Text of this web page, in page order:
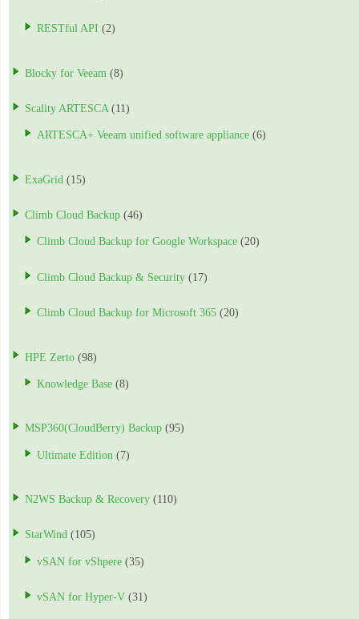
RESTful API (2)
Blocky for Veeam (8)
Scality ARTESCA (11)
ARTESCA+ Veeam unified software appliance (6)
ExaGrid (15)
Climb Cloud Backup (46)
Climb Cloud Backup for Google Workspace (20)
Climb Cloud Backup & Security (17)
Climb Cloud Backup for Microsoft 365 (20)
HPE Zerto (98)
Knowledge Base (8)
MSP360(CloudBerry) Backup (95)
Ultimate Edition (7)
N2WS Backup & Recovery (110)
StarWind (105)
vSAN for vShpere (35)
vSAN for Hyper-V (31)